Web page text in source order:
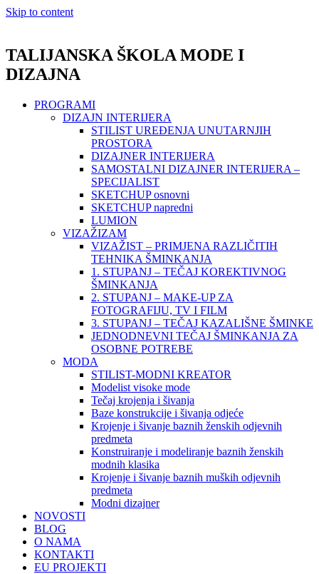
Skip to content
TALIJANSKA ŠKOLA MODE I
DIZAJNA
PROGRAMI
DIZAJN INTERIJERA
STILIST UREĐENJA UNUTARNJIH
PROSTORA
DIZAJNER INTERIJERA
SAMOSTALNI DIZAJNER INTERIJERA –
SPECIJALIST
SKETCHUP osnovni
SKETCHUP napredni
LUMION
VIZAŽIZAM
VIZAŽIST – PRIMJENA RAZLIČITIH
TEHNIKA ŠMINKANJA
1. STUPANJ – TEČAJ KOREKTIVNOG
ŠMINKANJA
2. STUPANJ – MAKE-UP ZA
FOTOGRAFIJU, TV I FILM
3. STUPANJ – TEČAJ KAZALIŠNE ŠMINKE
JEDNODNEVNI TEČAJ ŠMINKANJA ZA
OSOBNE POTREBE
MODA
STILIST-MODNI KREATOR
Modelist visoke mode
Tečaj krojenja i šivanja
Baze konstrukcije i šivanja odjeće
Krojenje i šivanje baznih ženskih odjevnih
predmeta
Konstruiranje i modeliranje baznih ženskih
modnih klasika
Krojenje i šivanje baznih muških odjevnih
predmeta
Modni dizajner
NOVOSTI
BLOG
O NAMA
KONTAKTI
EU PROJEKTI